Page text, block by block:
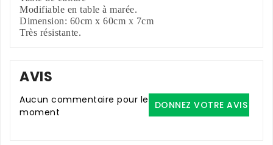
Modifiable en table à marée.
Dimension: 60cm x 60cm x 7cm
Très résistante.
AVIS
DONNEZ VOTRE AVIS
Aucun commentaire pour le
moment